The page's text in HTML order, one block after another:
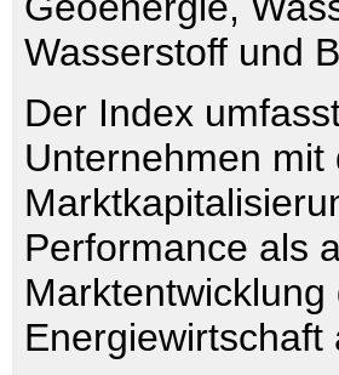
Wasserstoff und
Der Index
Unternehmen
Performance als
Energiewirtschaft